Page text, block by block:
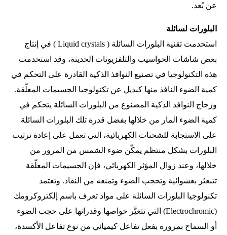
عن بُعد.
البلورات لسائلة
استخدمت تقنية البلورات السائلة ( Liquid crystals ) في إنتاج
بعض شاشات الحواسيب والتلفزيونات الحديثة، وقد استخدمت
هذه التكنولوجيا في تصنيع النوافذ الذكية القادرة على التحكم في
كمية الضوء النافذ منها كبديل عن تكنولوجيا الجسيمات المعلّقة.
وزجاج النوافذ الذكية المصنوع من البلورات السائلة يتحكم في
كمية الضوء المار من خلالها بفضل قدرة تلك البلورات السائلة
على الاستجابة للشحنات الكهربائية، التي تعمل على إعادة ترتيب
البلورات بشكل منتظم يمكّن ضوء الشمس من المرور من
خلالها، وعند زوال المؤثر الكهربائي، فإن الجسيمات المعلّقة
تتبعثر بعشوائية وتحجب الضوء وتمنعه من النفاذ. وتعتمد
تكنولوجيا البلورات السائلة على مواد تعرف باسم إلكتروكرومك
(Electrochromic) التي تتغيَّر خواصها وقدراتها على حجب الضوء
أو السماح بمروره بفعل تفاعل كيميائي من نوع تفاعل الأكسدة،